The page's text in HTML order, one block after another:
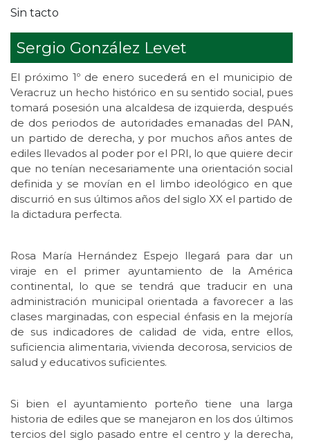
Sin tacto
Sergio González Levet
El próximo 1º de enero sucederá en el municipio de
Veracruz un hecho histórico en su sentido social, pues
tomará posesión una alcaldesa de izquierda, después
de dos periodos de autoridades emanadas del PAN,
un partido de derecha, y por muchos años antes de
ediles llevados al poder por el PRI, lo que quiere decir
que no tenían necesariamente una orientación social
definida y se movían en el limbo ideológico en que
discurrió en sus últimos años del siglo XX el partido de
la dictadura perfecta.
Rosa María Hernández Espejo llegará para dar un
viraje en el primer ayuntamiento de la América
continental, lo que se tendrá que traducir en una
administración municipal orientada a favorecer a las
clases marginadas, con especial énfasis en la mejoría
de sus indicadores de calidad de vida, entre ellos,
suficiencia alimentaria, vivienda decorosa, servicios de
salud y educativos suficientes.
Si bien el ayuntamiento porteño tiene una larga
historia de ediles que se manejaron en los dos últimos
tercios del siglo pasado entre el centro y la derecha,